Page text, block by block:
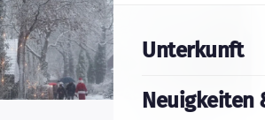
Unterkunft
Neuigkeiten